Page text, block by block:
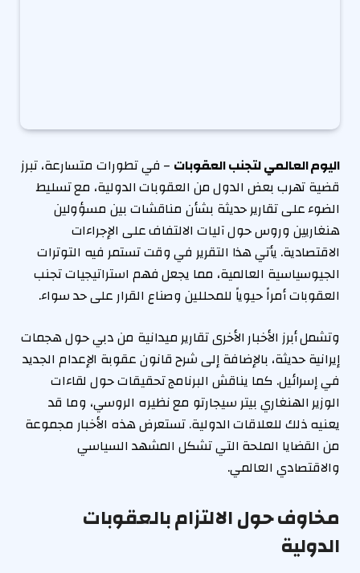
اليوم العالمي لتجنب العقوبات – في تطورات متسارعة، تبرز
قضية تهرب بعض الدول من العقوبات الدولية، مع تسليط
الضوء على تقارير حديثة بشأن مناقشات بين مسؤولين
هنغاريين وروس حول آليات الالتفاف على الإجراءات
الاقتصادية. يأتي هذا التقرير في وقت تستمر فيه التوترات
الجيوسياسية العالمية، مما يجعل فهم استراتيجيات تجنب
العقوبات أمراً حيوياً للمحللين وصناع القرار على حد سواء.
وتشمل أبرز الأخبار الأخرى تقارير ميدانية من دبي حول هجمات
إيرانية حديثة، بالإضافة إلى شرح قانون عقوبة الإعدام الجديد
في إسرائيل. كما يناقش البرنامج تحقيقات حول لقاءات
الوزير الهنغاري بيتر سيجارتو مع نظيره الروسي، وما قد
يعنيه ذلك للعلاقات الدولية. تستعرض هذه الأخبار مجموعة
من القضايا الملحة التي تشكل المشهد السياسي
والاقتصادي العالمي.
مخاوف حول الالتزام بالعقوبات
الدولية